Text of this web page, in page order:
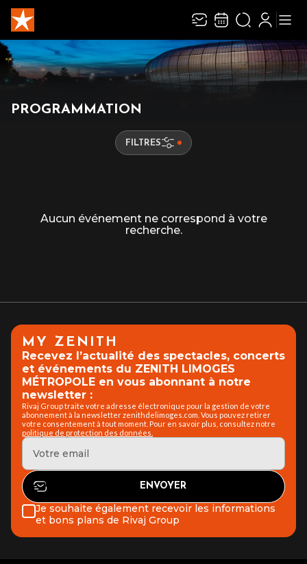
PROGRAMMATION
FILTRES
Aucun événement ne correspond à votre
recherche.
MY ZENITH
Recevez l’actualité des spectacles, concerts
et événements du ZENITH LIMOGES
MÉTROPOLE en vous abonnant à notre
newsletter :
Rivaj Group traite votre adresse électronique pour la gestion de votre
abonnement à la newsletter zenithdelimoges.com. Vous pouvez retirer
votre consentement à tout moment. Pour en savoir plus, consultez notre
politique de protection des données.
Je souhaite également recevoir les informations
et bons plans de Rivaj Group